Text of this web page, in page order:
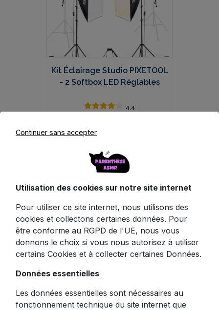
Kit Éclairage Studio PIXETOOL
- 2 Softbox LED Réglables
4.4
69.95
Voir ce produit
Kit Softbox Photographie
Studio - Trépied Métal 2M
Continuer sans accepter
Utilisation des cookies sur notre site internet
Pour utiliser ce site internet, nous utilisons des
cookies et collectons certaines données. Pour
être conforme au RGPD de l'UE, nous vous
donnons le choix si vous nous autorisez à utiliser
certains Cookies et à collecter certaines Données.
Données essentielles
Les données essentielles sont nécessaires au
fonctionnement technique du site internet que